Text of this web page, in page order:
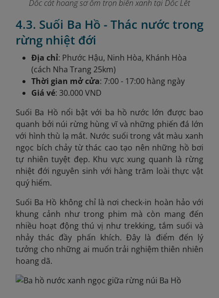
Dốc cát hoang sơ ôm trọn biển xanh tại Dốc Lết
4.3. Suối Ba Hồ - Thác nước trong
rừng nhiệt đới
Địa chỉ: Phước Hậu, Ninh Hòa, Khánh Hòa
(cách Nha Trang 25km)
Thời gian mở cửa: 7:00 - 17:00 hàng ngày
Giá vé: 30.000 VND
Suối Ba Hồ nổi bật với ba hồ nước lớn được bao
quanh bởi núi rừng hùng vĩ và những phiến đá lớn
với hình thù lạ mắt. Nước suối trong vắt màu xanh
ngọc bích chảy từ thác cao tạo nên những hồ bơi
tự nhiên tuyệt đẹp. Khu vực xung quanh là rừng
nhiệt đới nguyên sinh với hàng trăm loài thực vật
quý hiếm.
Suối Ba Hồ không chỉ là nơi check-in hoàn hảo với
khung cảnh như trong phim mà còn mang đến
nhiều hoạt động thú vị như trekking, tắm suối và
nhảy thác đầy phấn khích. Đây là điểm đến lý
tưởng cho những ai muốn trải nghiệm thiên nhiên
hoang dã.